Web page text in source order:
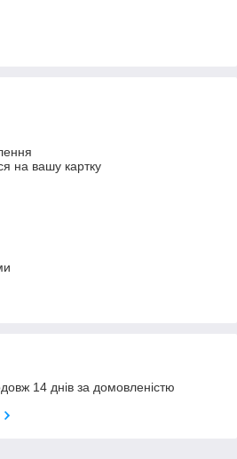
на вашу картку
14 днів за домовленістю